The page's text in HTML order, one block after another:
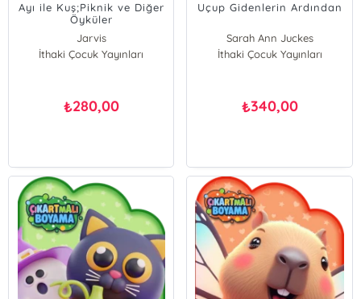
Ayı ile Kuş;Piknik ve Diğer
Öyküler
Jarvis
İthaki Çocuk Yayınları
₺280,00
Uçup Gidenlerin Ardından
Sarah Ann Juckes
İthaki Çocuk Yayınları
₺340,00